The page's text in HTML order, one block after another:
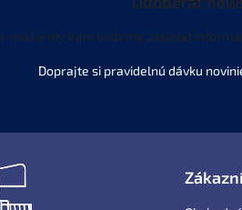
mail a my Vám budeme zasielať